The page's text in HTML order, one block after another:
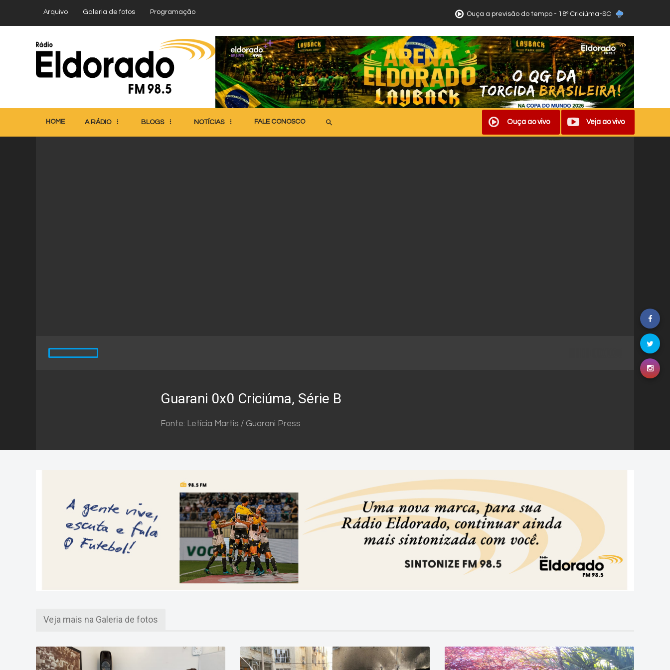
Arquivo Galeria de fotos Programação Ouça a previsão do tempo - 18º Criciúma-SC
HOME A RÁDIO BLOGS NOTÍCIAS FALE CONOSCO search Ouça ao vivo Veja ao vivo
Guarani 0x0 Criciúma, Série B
Fonte: Letícia Martis / Guarani Press
Veja mais na Galeria de fotos